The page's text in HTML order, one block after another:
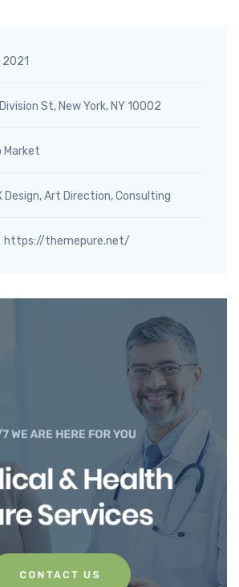
2021
St, New York, NY 10002
Market
Design, Art Direction, Consulting
https://themepure.net/